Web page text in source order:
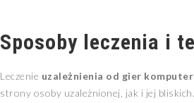
Sposoby leczenia i
Leczenie uzależnienia od gier
strony osoby uzależnionej, jak i jej